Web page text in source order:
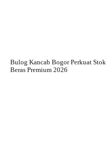
Bulog Kancab Bogor Perkuat Stok
Beras Premium 2026